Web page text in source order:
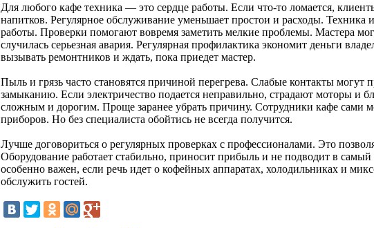
Для любого кафе техника — это сердце работы. Если что-то ломается,
напитков. Регулярное обслуживание уменьшает простои и расходы. Техника
работы. Проверки помогают вовремя заметить мелкие проблемы. Мастера
случилась серьезная авария. Регулярная профилактика экономит деньги
вызывать ремонтников и ждать, пока приедет мастер.
Пыль и грязь часто становятся причиной перегрева. Слабые контакты могут
замыканию. Если электричество подается неправильно, страдают моторы и
сложным и дорогим. Проще заранее убрать причину. Сотрудники кафе сами
приборов. Но без специалиста обойтись не всегда получится.
Лучше договориться о регулярных проверках с профессионалами. Это
Оборудование работает стабильно, приносит прибыль и не подводит в
особенно важен, если речь идет о кофейных аппаратах, холодильниках и
обслужить гостей.